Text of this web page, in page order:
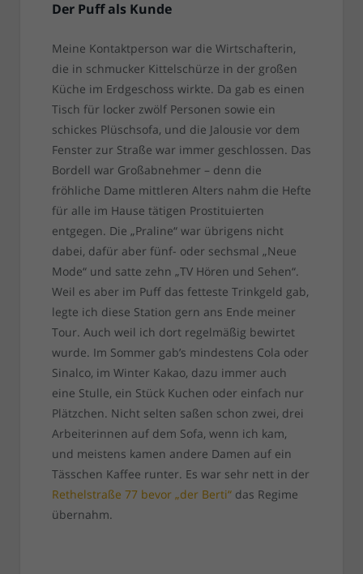
Der Puff als Kunde
Meine Kontaktperson war die Wirtschafterin,
die in schmucker Kittelschürze in der großen
Küche im Erdgeschoss wirkte. Da gab es einen
Tisch für locker zwölf Personen sowie ein
schickes Plüschsofa, und die Jalousie vor dem
Fenster zur Straße war immer geschlossen. Das
Bordell war Großabnehmer – denn die
fröhliche Dame mittleren Alters nahm die Hefte
für alle im Hause tätigen Prostituierten
entgegen. Die „Praline“ war übrigens nicht
dabei, dafür aber fünf- oder sechsmal „Neue
Mode“ und satte zehn „TV Hören und Sehen“.
Weil es aber im Puff das fetteste Trinkgeld gab,
legte ich diese Station gern ans Ende meiner
Tour. Auch weil ich dort regelmäßig bewirtet
wurde. Im Sommer gab’s mindestens Cola oder
Sinalco, im Winter Kakao, dazu immer auch
eine Stulle, ein Stück Kuchen oder einfach nur
Plätzchen. Nicht selten saßen schon zwei, drei
Arbeiterinnen auf dem Sofa, wenn ich kam,
und meistens kamen andere Damen auf ein
Tässchen Kaffee runter. Es war sehr nett in der
Rethelstraße 77 bevor „der Berti“das Regime
übernahm.